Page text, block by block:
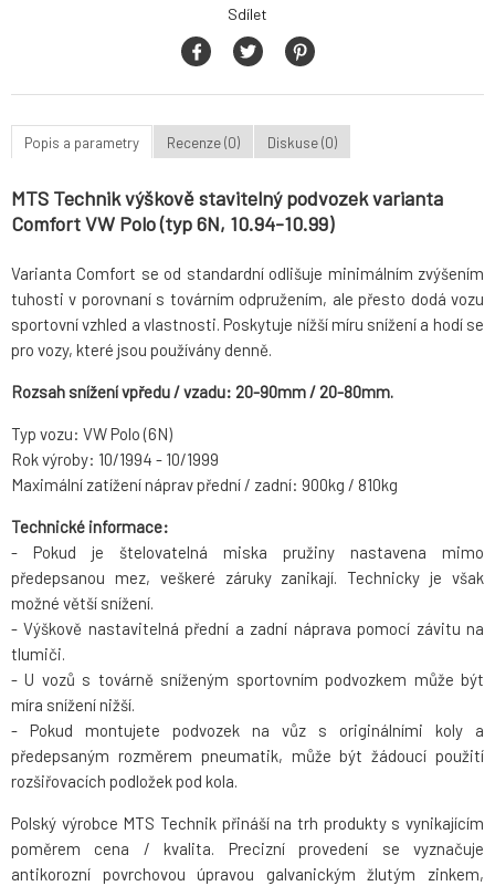
Sdílet
Popis a parametry Recenze (0) Diskuse (0)
MTS Technik výškově stavitelný podvozek varianta
Comfort VW Polo (typ 6N, 10.94-10.99)
Varianta Comfort se od standardní odlišuje minimálním zvýšením
tuhosti v porovnaní s továrním odpružením, ale přesto dodá vozu
sportovní vzhled a vlastnosti. Poskytuje nížší míru snížení a hodí se
pro vozy, které jsou používány denně.
Rozsah snížení vpředu / vzadu: 20-90mm / 20-80mm.
Typ vozu: VW Polo (6N)
Rok výroby: 10/1994 - 10/1999
Maximální zatížení náprav přední / zadní: 900kg / 810kg
Technické informace:
- Pokud je štelovatelná miska pružiny nastavena mimo
předepsanou mez, veškeré záruky zanikají. Technicky je však
možné větší snížení.
- Výškově nastavitelná přední a zadní náprava pomocí závitu na
tlumiči.
- U vozů s továrně sníženým sportovním podvozkem může být
míra snížení nižší.
- Pokud montujete podvozek na vůz s originálními koly a
předepsaným rozměrem pneumatik, může být žádoucí použití
rozšiřovacích podložek pod kola.
Polský výrobce MTS Technik přináší na trh produkty s vynikajícím
poměrem cena / kvalita. Precizní provedení se vyznačuje
antikorozní povrchovou úpravou galvanickým žlutým zinkem,